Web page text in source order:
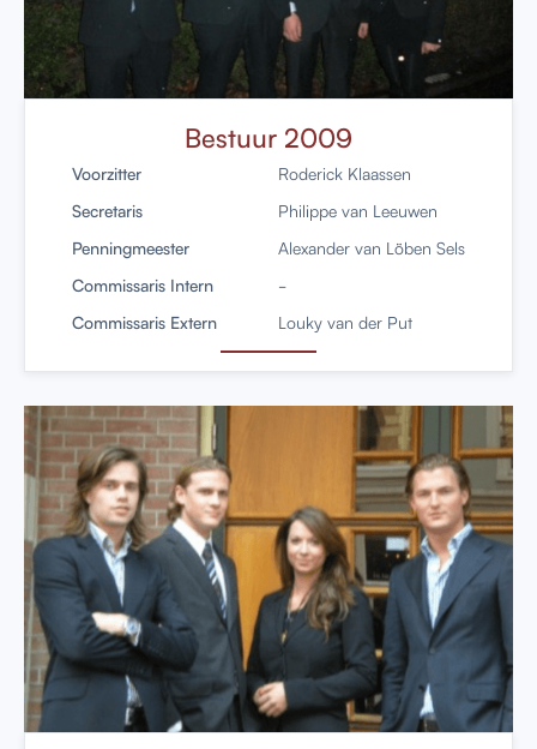
Bestuur 2009
Voorzitter
Roderick Klaassen
Secretaris
Philippe van Leeuwen
Penningmeester
Alexander van Löben Sels
Commissaris Intern
-
Commissaris Extern
Louky van der Put